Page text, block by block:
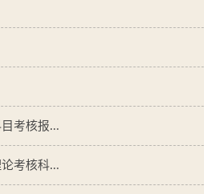
考核报...
考核科...